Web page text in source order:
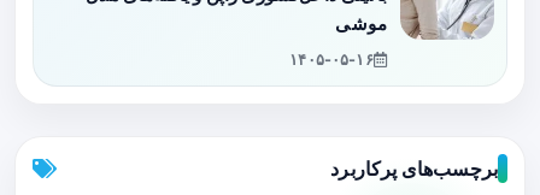
موشی
۱۴۰۵-۰۵-۱۶
برچسب‌های پرکاربرد